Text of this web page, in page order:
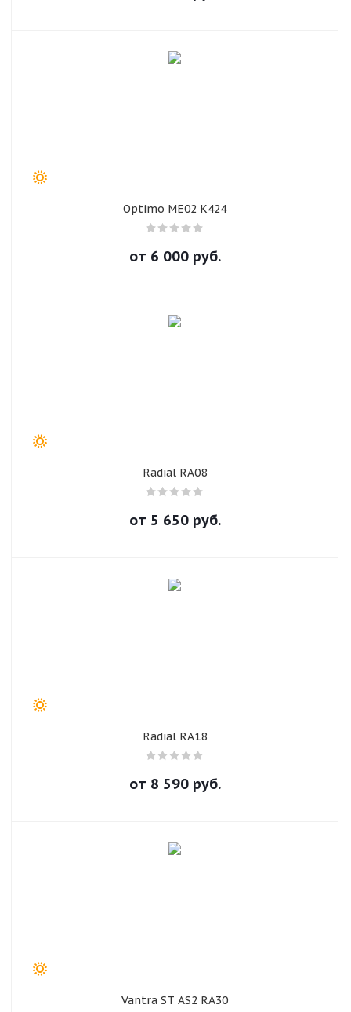
Optimo ME02 K424
от 6 000руб.
Radial RA08
от 5 650руб.
Radial RA18
от 8 590руб.
Vantra ST AS2 RA30